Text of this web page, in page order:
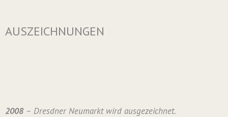
AUSZEICHNUNGEN
2008– Dresdner Neumarkt wird ausgezeichnet.